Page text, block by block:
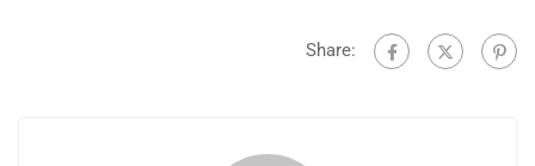
Share: